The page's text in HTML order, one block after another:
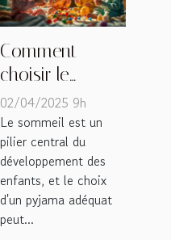
Comment
choisir le
pyjama parfait
pour une nuit
de rêve chez
les enfants
02/04/2025 9h
Le sommeil est un
pilier central du
développement des
enfants, et le choix
d'un pyjama adéquat
peut...